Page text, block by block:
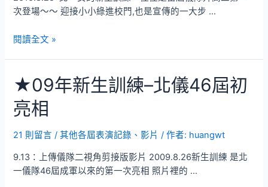
隊
樂
隊
小
身
手
次登場～～ 迎接小小綠進校門,也是宣傳的一大步 …
★2010
生
訓
練
一
隊
閱讀全文 »
★09年新生訓練–北儀46屆初
亮相
21 則留言 /其他各屆表演記錄、影片 / 作者: huangwt
9.13：上傳儀隊二視角剪接版影片 2009.8.26新生訓練 是北
一儀隊46屆成軍以來的第一次亮相 照片裡的 …